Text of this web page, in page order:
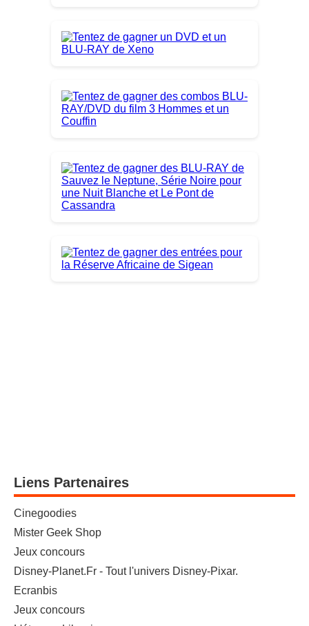
Liens Partenaires
Cinegoodies
Mister Geek Shop
Jeux concours
Disney-Planet.Fr - Tout l'univers Disney-Pixar.
Ecranbis
Jeux concours